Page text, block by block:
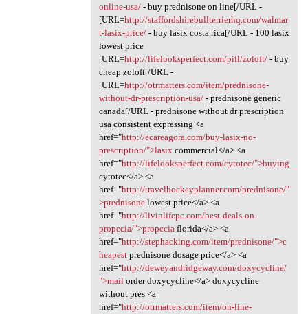
online-usa/- buy prednisone on line[/URL -
[URL=http://staffordshirebullterrierhq.com/walmar
t-lasix-price/- buy lasix costa rica[/URL - 100 lasix
lowest price
[URL=http://lifelooksperfect.com/pill/zoloft/- buy
cheap zoloft[/URL -
[URL=http://otrmatters.com/item/prednisone-
without-dr-prescription-usa/- prednisone generic
canada[/URL - prednisone without dr prescription
usa consistent expressing <a
href="http://ecareagora.com/buy-lasix-no-
prescription/">lasixcommercial</a> <a
href="http://lifelooksperfect.com/cytotec/">buying
cytotec</a> <a
href="http://travelhockeyplanner.com/prednisone/"
>prednisonelowest price</a> <a
href="http://livinlifepc.com/best-deals-on-
propecia/">propeciaflorida</a> <a
href="http://stephacking.com/item/prednisone/">c
heapestprednisone dosage price</a> <a
href="http://deweyandridgeway.com/doxycycline/
">mailorder doxycycline</a> doxycycline
without pres <a
href="http://otrmatters.com/item/on-line-